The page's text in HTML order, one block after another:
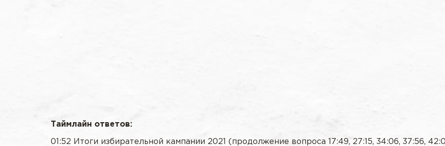
Таймлайн ответов:
01:52 Итоги избирательной кампании 2021 (продолжение вопроса 17:49, 27:15, 34:06, 37:56,